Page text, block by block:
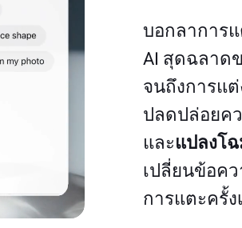
บอกลาการ
AI สุดฉลาด
จนถึงการแ
ปลดปล่อยค
และแปลงโ
เปลี่ยนข้อค
การแตะครั้ง